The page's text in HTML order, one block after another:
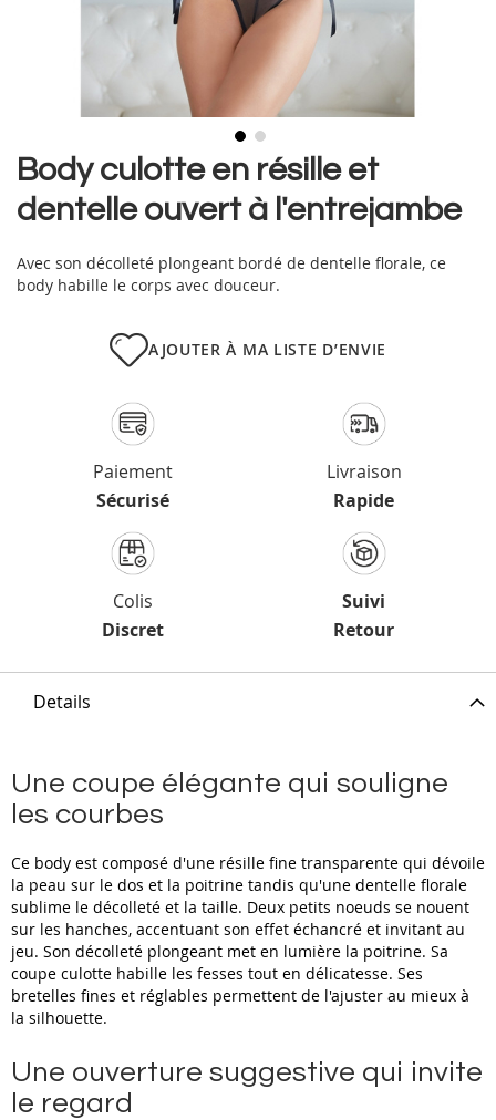
Skip
the
beginning
the
images
Body culotte en résille et
dentelle ouvert à l'entrejambe
Avec son décolleté plongeant bordé de dentelle florale, ce
body habille le corps avec douceur.
AJOUTER À MA LISTE D’ENVIE
Paiement
Sécurisé
Livraison
Rapide
Colis
Discret
Suivi
Retour
Details
Une coupe élégante qui souligne
les courbes
Ce body est composé d'une résille fine transparente qui dévoile
la peau sur le dos et la poitrine tandis qu'une dentelle florale
sublime le décolleté et la taille. Deux petits noeuds se nouent
sur les hanches, accentuant son effet échancré et invitant au
jeu. Son décolleté plongeant met en lumière la poitrine. Sa
coupe culotte habille les fesses tout en délicatesse. Ses
bretelles fines et réglables permettent de l'ajuster au mieux à
la silhouette.
Une ouverture suggestive qui invite
le regard